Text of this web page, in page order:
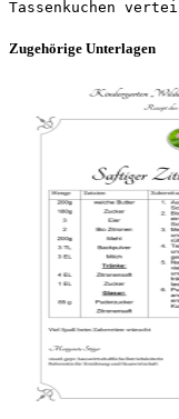
Zugehörige Unterlagen